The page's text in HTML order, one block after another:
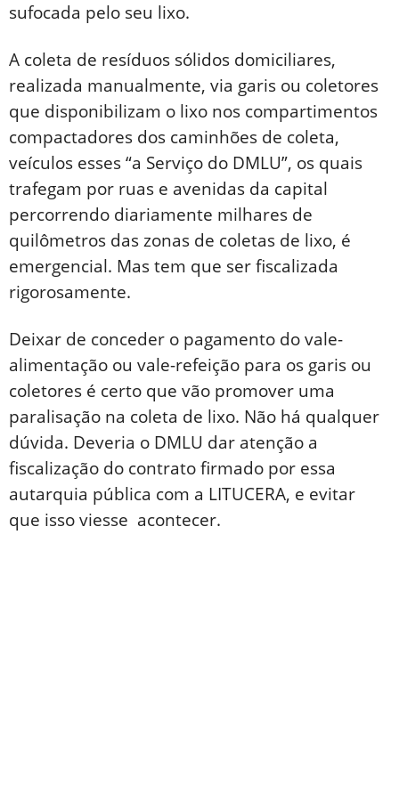
sufocada pelo seu lixo.
A coleta de resíduos sólidos domiciliares,
realizada manualmente, via garis ou coletores
que disponibilizam o lixo nos compartimentos
compactadores dos caminhões de coleta,
veículos esses “a Serviço do DMLU”, os quais
trafegam por ruas e avenidas da capital
percorrendo diariamente milhares de
quilômetros das zonas de coletas de lixo, é
emergencial. Mas tem que ser fiscalizada
rigorosamente.
Deixar de conceder o pagamento do vale-
alimentação ou vale-refeição para os garis ou
coletores é certo que vão promover uma
paralisação na coleta de lixo. Não há qualquer
dúvida. Deveria o DMLU dar atenção a
fiscalização do contrato firmado por essa
autarquia pública com a LITUCERA, e evitar
que isso viesse acontecer.